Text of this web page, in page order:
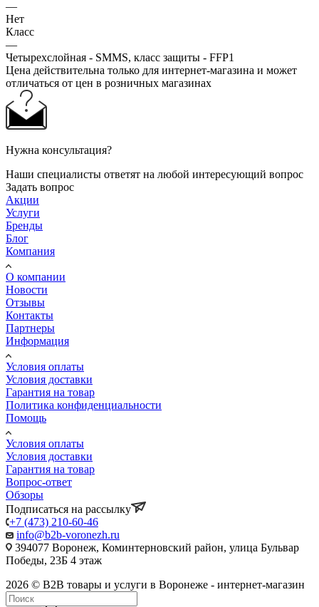
—
Нет
Класс
—
Четырехслойная - SMMS, класс защиты - FFP1
Цена действительна только для интернет-магазина и может
отличаться от цен в розничных магазинах
Нужна консультация?
Наши специалисты ответят на любой интересующий вопрос
Задать вопрос
Акции
Услуги
Бренды
Блог
Компания
О компании
Новости
Отзывы
Контакты
Партнеры
Информация
Условия оплаты
Условия доставки
Гарантия на товар
Политика конфиденциальности
Помощь
Условия оплаты
Условия доставки
Гарантия на товар
Вопрос-ответ
Обзоры
Подписаться на рассылку
+7 (473) 210-60-46
info@b2b-voronezh.ru
394077 Воронеж, Коминтерновский район, улица Бульвар
Победы, 23Б​ 4 этаж
2026 © B2B товары и услуги в Воронеже - интернет-магазин